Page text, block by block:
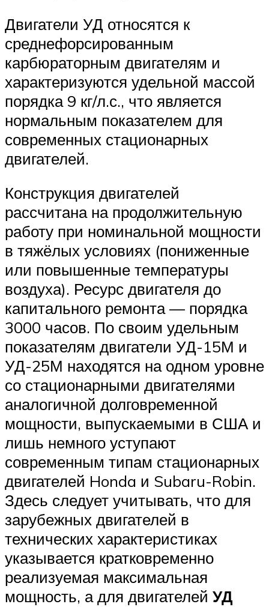
Двигатели УД относятся к
среднефорсированным
карбюраторным двигателям и
характеризуются удельной массой
порядка 9 кг/л.с., что является
нормальным показателем для
современных стационарных
двигателей.
Конструкция двигателей
рассчитана на продолжительную
работу при номинальной мощности
в тяжёлых условиях (пониженные
или повышенные температуры
воздуха). Ресурс двигателя до
капитального ремонта — порядка
3000 часов. По своим удельным
показателям двигатели УД-15М и
УД-25М находятся на одном уровне
со стационарными двигателями
аналогичной долговременной
мощности, выпускаемыми в США и
лишь немного уступают
современным типам стационарных
двигателей Honda и Subaru-Robin.
Здесь следует учитывать, что для
зарубежных двигателей в
технических характеристиках
указывается кратковременно
реализуемая максимальная
мощность, а для двигателей УД